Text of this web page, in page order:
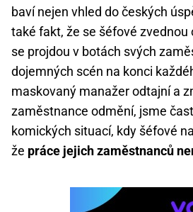
baví nejen vhled do českých
také fakt, že se šéfové zvednou
se projdou v botách svých
dojemných scén na konci
maskovaný manažer odtajní a
zaměstnance odmění, jsme
komických situací, kdy šéfové
že práce jejich zaměstnanců